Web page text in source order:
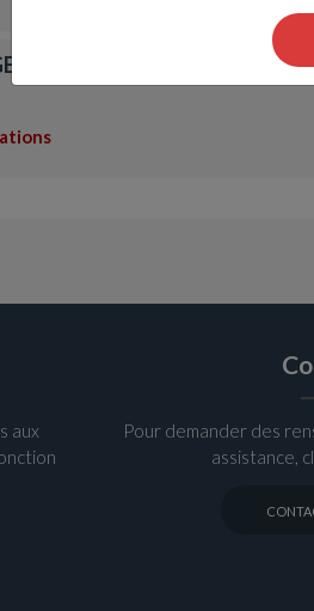
DU VAR (83)
aux
Pour demander des
assistance,